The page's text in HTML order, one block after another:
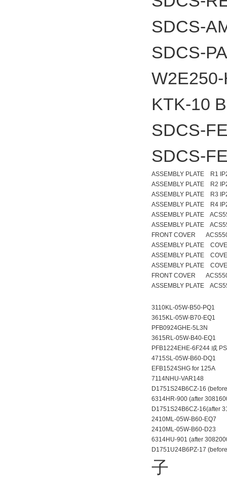
SDCS-
SDCS-
KTK-10
SDCS-
SDCS-
ASSEMBLY PLATE R1
ASSEMBLY PLATE R2
ASSEMBLY PLATE R3
ASSEMBLY PLATE R4
ASSEMBLY PLATE
ASSEMBLY PLATE
FRONT COVER
ASSEMBLY PLATE
ASSEMBLY PLATE
ASSEMBLY PLATE
FRONT COVER
ASSEMBLY PLATE
3110KL-05W-B50-PQ1
3615KL-05W-B70-EQ1
PFB0924GHE-5L3N
3615RL-05W-B40-EQ1
PFB1224EHE-6F244
4715SL-05W-B60-DQ1
EFB1524SHG for 125A
7114NHU-VAR148
D1751S24B6CZ-16
6314HR-900 (after
D1751S24B6CZ-16(after
2410ML-05W-B60-
2410ML-05W-B60-D23
6314HU-901 (after
D1751U24B6PZ-17
子